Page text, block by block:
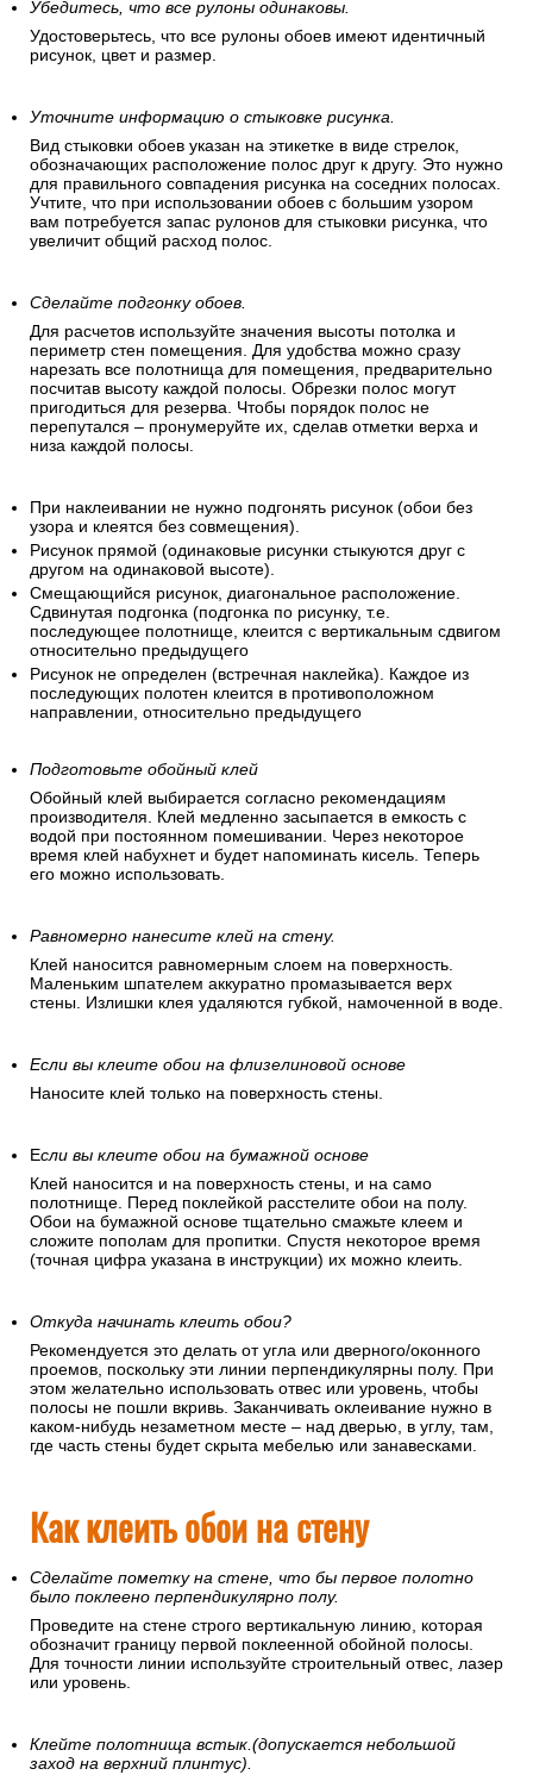
Убедитесь, что все рулоны одинаковы.
Удостоверьтесь, что все рулоны обоев имеют идентичный
рисунок, цвет и размер.
Уточните информацию о стыковке рисунка.
Вид стыковки обоев указан на этикетке в виде стрелок,
обозначающих расположение полос друг к другу. Это нужно
для правильного совпадения рисунка на соседних полосах.
Учтите, что при использовании обоев с большим узором
вам потребуется запас рулонов для стыковки рисунка, что
увеличит общий расход полос.
Сделайте подгонку обоев.
Для расчетов используйте значения высоты потолка и
периметр стен помещения. Для удобства можно сразу
нарезать все полотнища для помещения, предварительно
посчитав высоту каждой полосы. Обрезки полос могут
пригодиться для резерва. Чтобы порядок полос не
перепутался – пронумеруйте их, сделав отметки верха и
низа каждой полосы.
При наклеивании не нужно подгонять рисунок (обои без
узора и клеятся без совмещения).
Рисунок прямой (одинаковые рисунки стыкуются друг с
другом на одинаковой высоте).
Смещающийся рисунок, диагональное расположение.
Сдвинутая подгонка (подгонка по рисунку, т.е.
последующее полотнище, клеится с вертикальным сдвигом
относительно предыдущего
Рисунок не определен (встречная наклейка). Каждое из
последующих полотен клеится в противоположном
направлении, относительно предыдущего
Подготовьте обойный клей
Обойный клей выбирается согласно рекомендациям
производителя. Клей медленно засыпается в емкость с
водой при постоянном помешивании. Через некоторое
время клей набухнет и будет напоминать кисель. Теперь
его можно использовать.
Равномерно нанесите клей на стену.
Клей наносится равномерным слоем на поверхность.
Маленьким шпателем аккуратно промазывается верх
стены. Излишки клея удаляются губкой, намоченной в воде.
Если вы клеите обои на флизелиновой основе
Наносите клей только на поверхность стены.
Если вы клеите обои на бумажной основе
Клей наносится и на поверхность стены, и на само
полотнище. Перед поклейкой расстелите обои на полу.
Обои на бумажной основе тщательно смажьте клеем и
сложите пополам для пропитки. Спустя некоторое время
(точная цифра указана в инструкции) их можно клеить.
Откуда начинать клеить обои?
Рекомендуется это делать от угла или дверного/оконного
проемов, поскольку эти линии перпендикулярны полу. При
этом желательно использовать отвес или уровень, чтобы
полосы не пошли вкривь. Заканчивать оклеивание нужно в
каком-нибудь незаметном месте – над дверью, в углу, там,
где часть стены будет скрыта мебелью или занавесками.
Как клеить обои на стену
Сделайте пометку на стене, что бы первое полотно
было поклеено перпендикулярно полу.
Проведите на стене строго вертикальную линию, которая
обозначит границу первой поклеенной обойной полосы.
Для точности линии используйте строительный отвес, лазер
или уровень.
Клейте полотнища встык.(допускается небольшой
заход на верхний плинтус).